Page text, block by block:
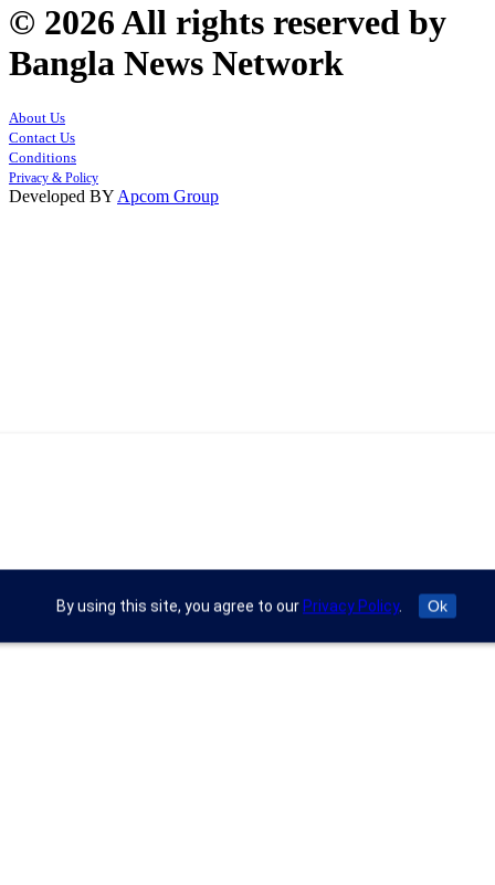
© 2026 All rights reserved by
Bangla News Network
About Us
Contact Us
Conditions
Privacy & Policy
Developed BY Apcom Group
By using this site, you agree to our Privacy Policy. Ok